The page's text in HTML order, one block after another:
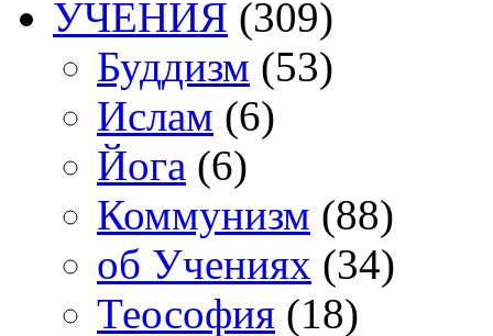
УЧЕНИЯ (309)
Буддизм (53)
Ислам (6)
Йога (6)
Коммунизм (88)
об Учениях (34)
Теософия (18)